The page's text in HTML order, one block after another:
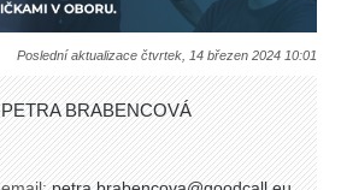
Poslední aktualizace čtvrtek, 14 březen 2024 10:01
PETRA BRABENCOVÁ